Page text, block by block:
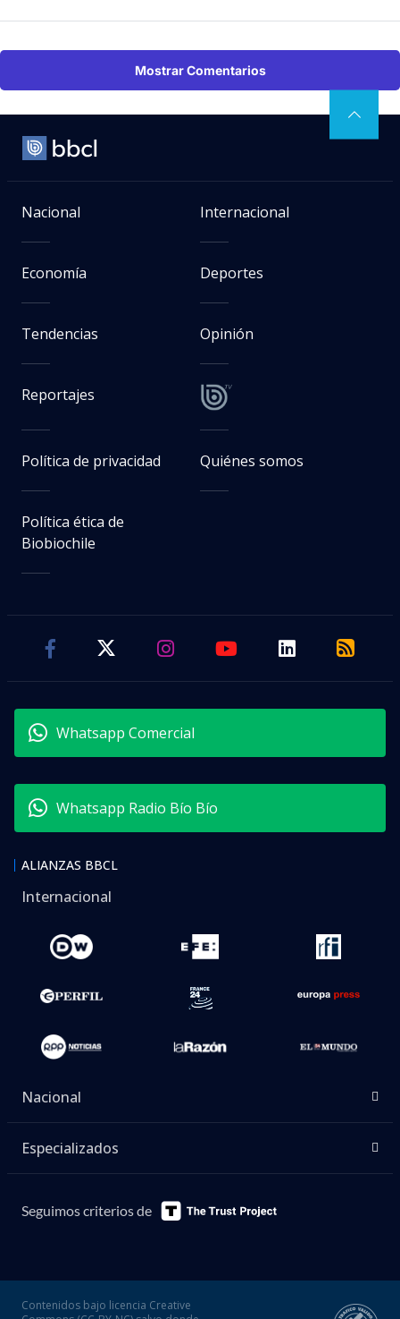
Mostrar Comentarios
Nacional Internacional
Economía Deportes
Tendencias Opinión
Reportajes
Política de privacidad Quiénes somos
Política ética de
Biobiochile
Whatsapp Comercial
Whatsapp Radio Bío Bío
ALIANZAS BBCL
Internacional
Nacional
Especializados
Seguimos criterios de
Contenidos bajo licencia Creative